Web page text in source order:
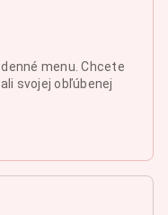
menu. Chcete
svojej obľúbenej